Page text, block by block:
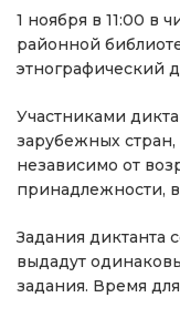
1 ноября в 11:00 в
районной
этнографический
Участниками
зарубежных
независимо от
принадлежности,
Задания диктанта
выдадут
задания. Время